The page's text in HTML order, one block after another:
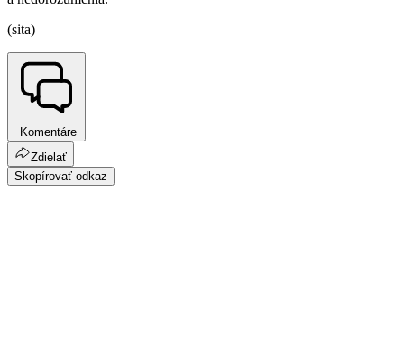
(sita)
Komentáre
Zdielať
Skopírovať odkaz